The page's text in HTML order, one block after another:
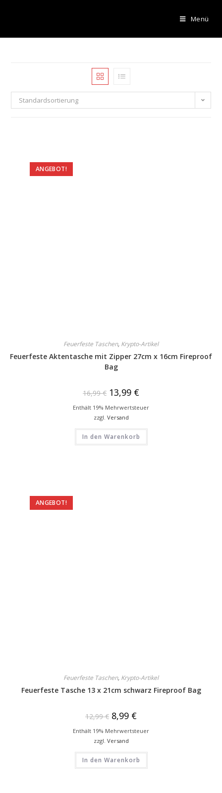
Menü
Standardsortierung
ANGEBOT!
Feuerfeste Taschen, Krypto-Artikel
Feuerfeste Aktentasche mit Zipper 27cm x 16cm Fireproof
Bag
16,99€ 13,99 €
Enthält 19% Mehrwertsteuer
zzgl. Versand
In den Warenkorb
ANGEBOT!
Feuerfeste Taschen, Krypto-Artikel
Feuerfeste Tasche 13 x 21cm schwarz Fireproof Bag
12,99€ 8,99 €
Enthält 19% Mehrwertsteuer
zzgl. Versand
In den Warenkorb